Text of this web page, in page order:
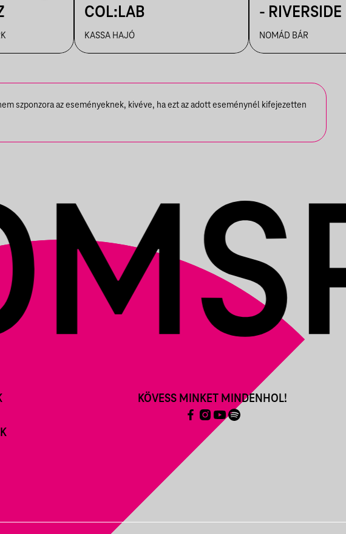
COL:LAB
KASSA HAJÓ
- RIVERSIDE
☼
NOMÁD BÁR
szponzora az eseményeknek, kivéve, ha ezt az adott eseménynél kifejezetten
KÖVESS MINKET MINDENHOL!